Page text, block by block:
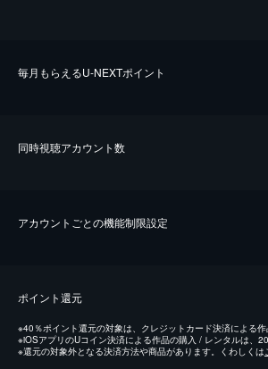
毎⽉もらえるU-NEXTポイント
同時視聴アカウント数
アカウントごとの機能制限設定
ポイント還元
※40％ポイント還元の対象は、クレジットカード決済による作
※iOSアプリのUコイン決済による作品の購入 / レンタルは、
※還元の対象外となる決済方法や商品があります。くわしくは